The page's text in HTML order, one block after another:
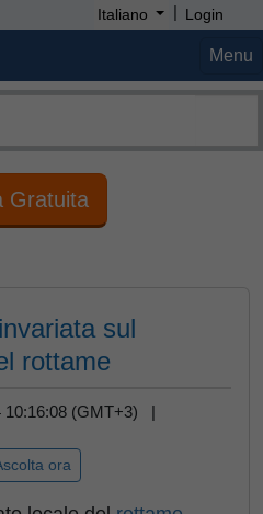
Italiano | Login
Menu
Gratuita
sul
rottame
10:16:08 (GMT+3) |
ora